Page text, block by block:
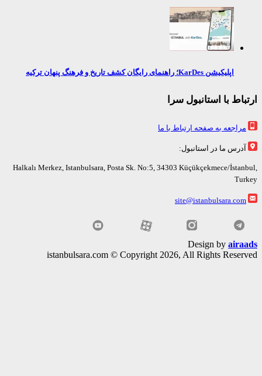
اپلیکیشن KarDes؛ راهنمای رایگان کشف تاریخ و فرهنگ پنهان ترکیه
با استانبول سرا
به صفحه ارتباط با ما
ما در استانبول:
Halkalı Merkez, Istanbulsara, Posta Sk. No:5, 34303 Küçükçekmece/
Design by
istanbulsara.com © Copyright 2026, All Rights